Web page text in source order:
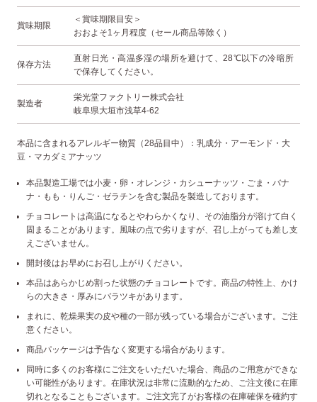
賞味期限
＜賞味期限目安＞
おおよそ1ヶ月程度（セール商品等除く）
保存方法
直射日光・高温多湿の場所を避けて、28℃以下の冷暗所
で保存してください。
製造者
栄光堂ファクトリー株式会社
岐阜県大垣市浅草4-62
本品に含まれるアレルギー物質（28品目中）：乳成分・アーモンド・大
豆・マカダミアナッツ
本品製造工場では小麦・卵・オレンジ・カシューナッツ・ごま・バナ
ナ・もも・りんご・ゼラチンを含む製品を製造しております。
チョコレートは高温になるとやわらかくなり、その油脂分が溶けて白く
固まることがあります。風味の点で劣りますが、召し上がっても差し支
えございません。
開封後はお早めにお召し上がりください。
本品はあらかじめ割った状態のチョコレートです。商品の特性上、かけ
らの大きさ・厚みにバラツキがあります。
まれに、乾燥果実の皮や種の一部が残っている場合がございます。ご注
意ください。
商品パッケージは予告なく変更する場合があります。
同時に多くのお客様にご注文をいただいた場合、商品のご用意ができな
い可能性があります。在庫状況は非常に流動的なため、ご注文後に在庫
切れとなることもございます。ご注文完了がお客様の在庫確保を確約す